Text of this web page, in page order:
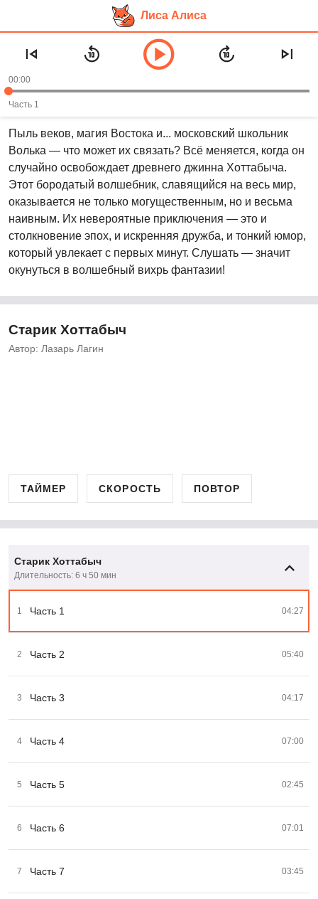
основному
контенту
Лиса Алиса
Аудиосказка «Старик Хоттабыч» —
Лазарь Лагин
Рекомендуем слушать в возрасте:
Пыль веков, магия Востока и... московский школьник
Волька — что может их связать? Всё меняется, когда он
случайно освобождает древнего джинна Хоттабыча.
Этот бородатый волшебник, славящийся на весь мир,
оказывается не только могущественным, но и весьма
наивным. Их невероятные приключения — это и
столкновение эпох, и искренняя дружба, и тонкий юмор,
который увлекает с первых минут. Слушать — значит
окунуться в волшебный вихрь фантазии!
Старик Хоттабыч
Автор: Лазарь Лагин
00:00
Часть 1
ТАЙМЕР СКОРОСТЬ ПОВТОР
Старик Хоттабыч
Длительность: 6 ч 50 мин
1 Часть 1 04:27
2 Часть 2 05:40
3 Часть 3 04:17
4 Часть 4 07:00
5 Часть 5 02:45
6 Часть 6 07:01
7 Часть 7 03:45